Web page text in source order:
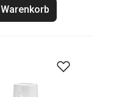
Warenkorb